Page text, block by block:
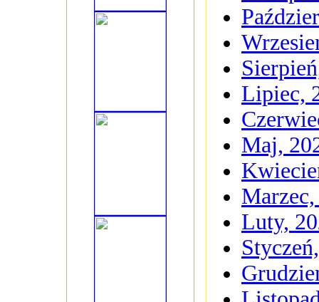
Lipiec,
Maj,
Luty,